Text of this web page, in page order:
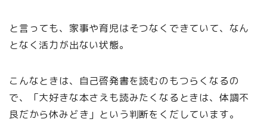
と言っても、家事や育児はそつなくできていて、なん
となく活力が出ない状態。
こんなときは、自己啓発書を読むのもつらくなるの
で、「大好きな本さえも読みたくなるときは、体調不
良だから休みどき」という判断をくだしています。